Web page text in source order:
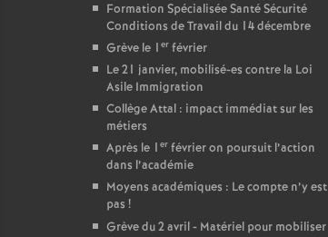
Formation Spécialisée Santé Sécurité
Conditions de Travail du 14 décembre
Grève le 1 er février
Le 21 janvier, mobilisé-es contre la Loi
Asile Immigration
Collège Attal : impact immédiat sur les
métiers
Après le 1 er février on poursuit l’action
dans l’académie
Moyens académiques : Le compte n’y est
pas !
Grève du 2 avril - Matériel pour mobiliser